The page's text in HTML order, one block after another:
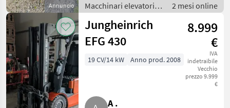
Annuncio
Macchinari elevatori e
per magazzino /
Carrelli elevatori
2 mesi online
Jungheinrich
EFG 430
8.999
€
IVA
indetraibile
Vecchio
prezzo 9.999
€
19 CV/14 kW Anno prod. 2008
A .